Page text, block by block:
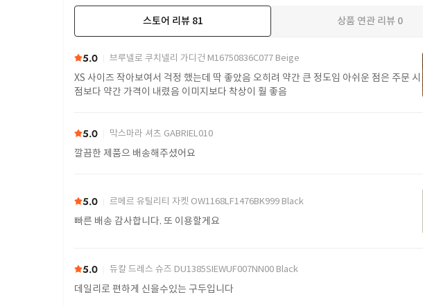
스토어 리뷰 81 상품 연관 리뷰 0
5.0 브루넬로 쿠치넬리 가디건 M16750836C077 Beige
XS 사이즈 작아보여서 걱정 했는데 딱 좋았음 오히려 약간 큰 정도임 아쉬운 점은 주문 시
점보다 약간 가격이 내렸음 이미지보다 착상이 훨 좋음
5.0 막스마라 셔츠 GABRIEL010
깔끔한 제품으 배송해주셨어요
5.0 르메르 유틸리티 자켓 OW1168LF1476BK999 Black
빠른 배송 감사합니다. 또 이용할게요
5.0 듀칼 드레스 슈즈 DU1385SIEWUF007NN00 Black
데일리로 편하게 신을수있는 구두입니다